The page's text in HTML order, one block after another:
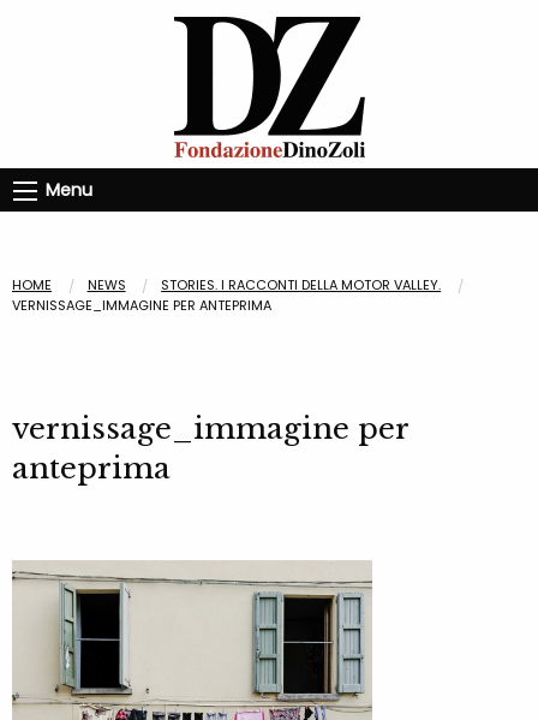
Menu
HOME NEWS
STORIES. I RACCONTI DELLA MOTOR VALLEY.
VERNISSAGE_IMMAGINE PER ANTEPRIMA
vernissage_immagine per
anteprima